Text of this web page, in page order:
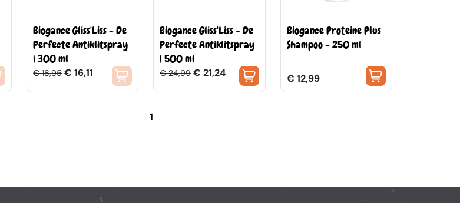
Biogance Gliss'Liss - De
Perfecte Antiklitspray
| 300 ml
€ 18,95 € 16,11
Biogance Gliss'Liss - De
Perfecte Antiklitspray
| 500 ml
€ 24,99 € 21,24
Biogance Proteine Plus
Shampoo - 250 ml
€ 12,99
1